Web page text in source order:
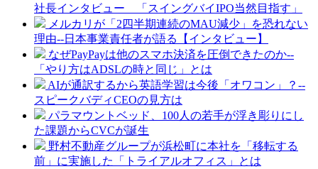
社長インタビュー 「スイングバイIPO当然目指す」
メルカリが「2四半期連続のMAU減少」を恐れない
理由--日本事業責任者が語る【インタビュー】
なぜPayPayは他のスマホ決済を圧倒できたのか--
「やり方はADSLの時と同じ」とは
AIが通訳するから英語学習は今後「オワコン」？--
スピークバディCEOの見方は
パラマウントベッド、100人の若手が浮き彫りにし
た課題からCVCが誕生
野村不動産グループが浜松町に本社を「移転する
前」に実施した「トライアルオフィス」とは